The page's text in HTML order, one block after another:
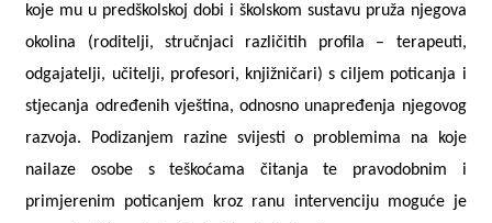
koje mu u predškolskoj dobi i školskom sustavu pruža njegova
okolina (roditelji, stručnjaci različitih profila – terapeuti,
odgajatelji, učitelji, profesori, knjižničari) s ciljem poticanja i
stjecanja određenih vještina, odnosno unapređenja njegovog
razvoja. Podizanjem razine svijesti o problemima na koje
nailaze osobe s teškoćama čitanja te pravodobnim i
primjerenim poticanjem kroz ranu intervenciju moguće je